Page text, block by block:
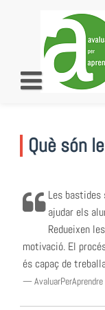
Què són
Les bastides
ajudar els
Redueixen
motivació. El
és capaç de
—